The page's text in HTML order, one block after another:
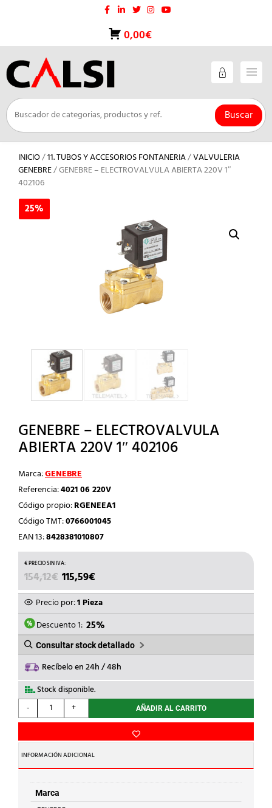
0,00€
Buscar
INICIO/11. TUBOS Y ACCESORIOS FONTANERIA/VALVULERIA
GENEBRE/ GENEBRE – ELECTROVALVULA ABIERTA 220V 1″
402106
25%
GENEBRE – ELECTROVALVULA
ABIERTA 220V 1″ 402106
Marca:GENEBRE
Referencia:4021 06 220V
Código propio:RGENEEA1
Código TMT:0766001045
EAN 13:8428381010807
154,12€ EL
PRECIO
ORIGINAL
ERA:
154,12€.
115,59€
PRECIO
ACTUAL
ES:
115,59€.
Precio por:1 Pieza
Descuento 1: 25%
Consultar stock detallado
Recíbelo en 24h / 48h
Stock disponible.
-
GENEBRE
-
ABIERTA
220V
1"
402106
cantidad
+ AÑADIR AL CARRITO
INFORMACIÓN ADICIONAL
Marca
25%